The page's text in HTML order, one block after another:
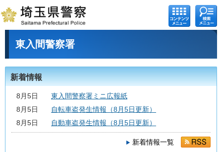
コンテ
ンツメ
ニュー
検索メ
ニュー
東入間警察署
新着情報
8月5日
東入間警察署ミニ広報紙
8月5日
自転車盗発生情報（8月5日更新）
8月5日
自動車盗発生情報（8月5日更新）
新着情報一覧